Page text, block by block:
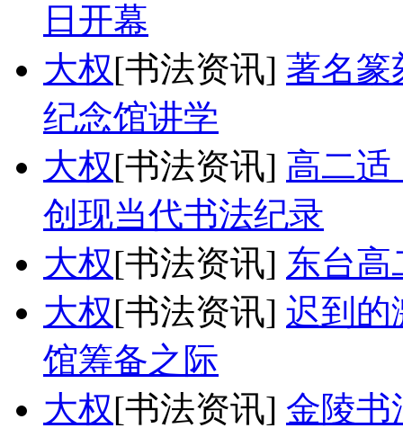
日开幕
大权[书法资讯] 著名篆
纪念馆讲学
大权[书法资讯] 高二适
创现当代书法纪录
大权[书法资讯] 东台高
大权[书法资讯] 迟到
馆筹备之际
大权[书法资讯] 金陵书